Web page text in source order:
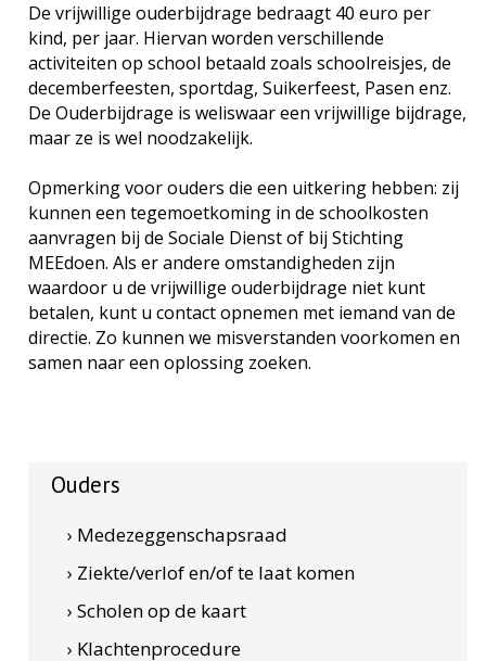
De vrijwillige ouderbijdrage bedraagt 40 euro per
kind, per jaar. Hiervan worden verschillende
activiteiten op school betaald zoals schoolreisjes, de
decemberfeesten, sportdag, Suikerfeest, Pasen enz.
De Ouderbijdrage is weliswaar een vrijwillige bijdrage,
maar ze is wel noodzakelijk.
Opmerking voor ouders die een uitkering hebben: zij
kunnen een tegemoetkoming in de schoolkosten
aanvragen bij de Sociale Dienst of bij Stichting
MEEdoen. Als er andere omstandigheden zijn
waardoor u de vrijwillige ouderbijdrage niet kunt
betalen, kunt u contact opnemen met iemand van de
directie. Zo kunnen we misverstanden voorkomen en
samen naar een oplossing zoeken.
Ouders
› Medezeggenschapsraad
› Ziekte/verlof en/of te laat komen
› Scholen op de kaart
› Klachtenprocedure